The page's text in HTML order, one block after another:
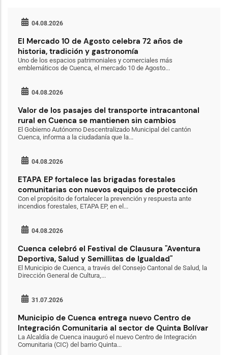
04.08.2026
El Mercado 10 de Agosto celebra 72 años de
historia, tradición y gastronomía
Uno de los espacios patrimoniales y comerciales más
emblemáticos de Cuenca, el mercado 10 de Agosto...
04.08.2026
Valor de los pasajes del transporte intracantonal
rural en Cuenca se mantienen sin cambios
El Gobierno Autónomo Descentralizado Municipal del cantón
Cuenca, informa a la ciudadanía que la...
04.08.2026
ETAPA EP fortalece las brigadas forestales
comunitarias con nuevos equipos de protección
Con el propósito de fortalecer la prevención y respuesta ante
incendios forestales, ETAPA EP, en el...
04.08.2026
Cuenca celebró el Festival de Clausura "Aventura
Deportiva, Salud y Semillitas de Igualdad"
El Municipio de Cuenca, a través del Consejo Cantonal de Salud, la
Dirección General de Cultura,...
31.07.2026
Municipio de Cuenca entrega nuevo Centro de
Integración Comunitaria al sector de Quinta Bolívar
La Alcaldía de Cuenca inauguró el nuevo Centro de Integración
Comunitaria (CIC) del barrio Quinta...